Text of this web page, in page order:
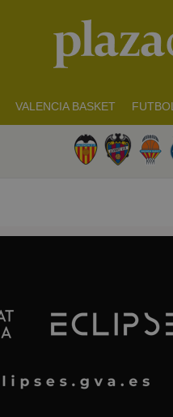
VALENCIA BASKET FUTBOL